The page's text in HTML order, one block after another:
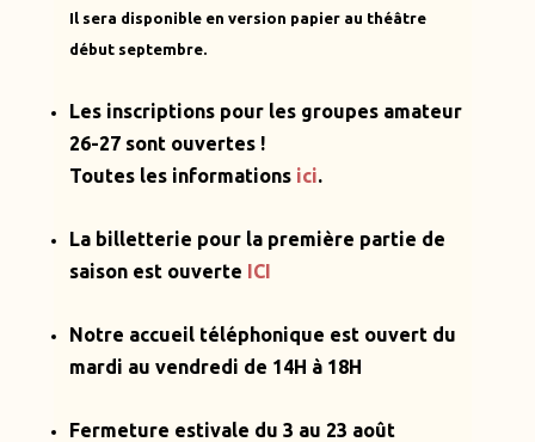
Il sera disponible en version papier au théâtre
début septembre.
Les inscriptions pour les groupes amateur
26-27 sont ouvertes !
Toutes les informations ici.
La billetterie pour la première partie de
saison est ouverte ICI
Notre accueil téléphonique est ouvert du
mardi au vendredi de 14H à 18H
Fermeture estivale du 3 au 23 août